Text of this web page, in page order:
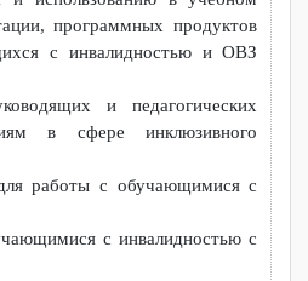
процесса по
лучших практик по
лучших практик СПО, ПО
и использованию в
программных
с инвалидностью и
руководящих и